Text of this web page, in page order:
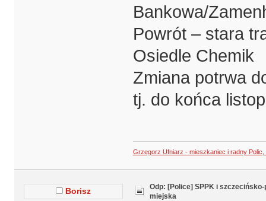
Bankowa/
Powrót – stara
Osiedle Chemik
Zmiana potrwa
tj. do końca
Grzegorz Ufniarz - mieszkaniec i radny
Borisz
Odp: [Police] SPPK i
miejska